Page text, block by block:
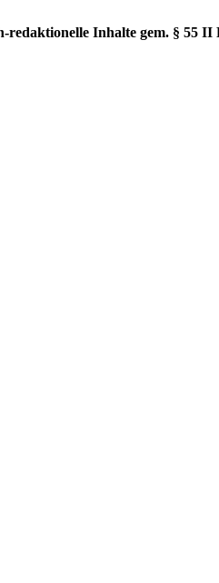
Inhalte gem. § 55 II